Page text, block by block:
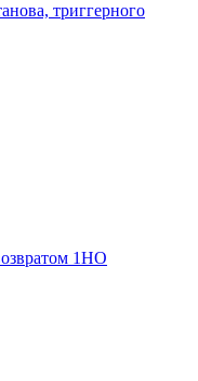
триггерного
1НО